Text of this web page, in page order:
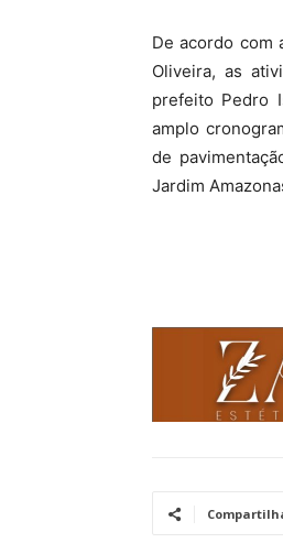
De acordo com
Oliveira, as
prefeito Pedro
amplo
de
Jardim